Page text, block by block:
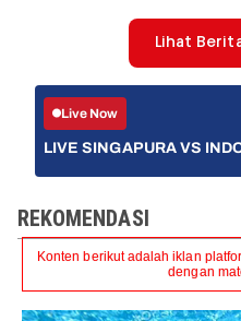
Lihat
Live Now
LIVE SINGAPURA VS